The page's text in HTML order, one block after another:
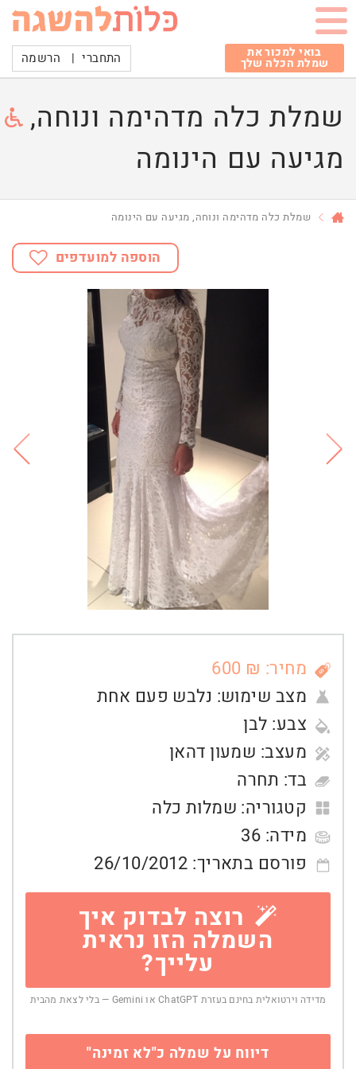
בואי למכור את
שמלת הכלה שלך התחברי | הרשמה
שמלת כלה מדהימה ונוחה,
מגיעה עם הינומה
שמלת כלה מדהימה ונוחה, מגיעה עם הינומה
הוספה למועדפים
מחיר: ₪ 600
מצב שימוש: נלבש פעם אחת
צבע: לבן
מעצב: שמעון דהאן
בד: תחרה
קטגוריה: שמלות כלה
מידה: 36
פורסם בתאריך: 26/10/2012
רוצה לבדוק איך
השמלה הזו נראית
עלייך?
מדידה וירטואלית בחינם בעזרת ChatGPT או Gemini — בלי לצאת מהבית
דיווח על שמלה כ"לא זמינה"